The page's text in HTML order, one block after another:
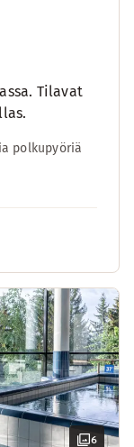
Tilavat
polkupyöriä
6